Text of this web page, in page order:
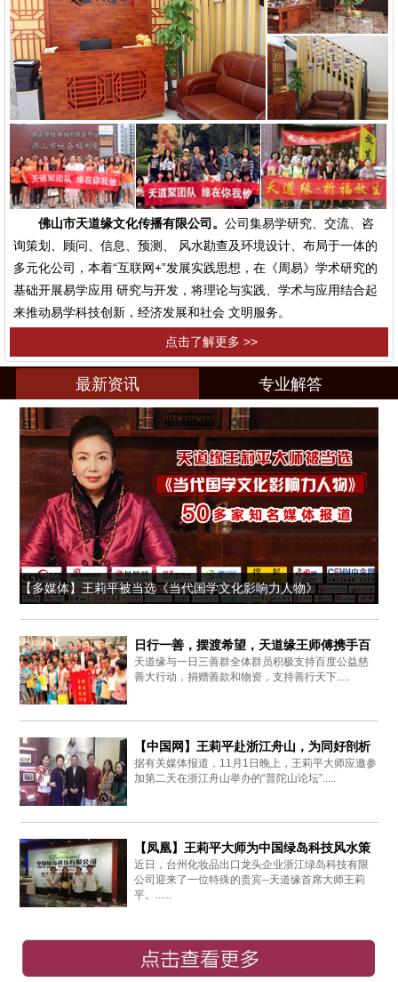
佛山市天道缘文化传播有限公司。 公司集易学研究、交流、咨
询策划、顾问、信息、预测、 风水勘查及环境设计、布局于一体的
多元化公司，本着“互联网+”发展实践思想，在《周易》学术研究的
基础开展易学应用 研究与开发，将理论与实践、学术与应用结合起
来推动易学科技创新，经济发展和社会 文明服务。
点击了解更多 >>
最新资讯 专业解答
【多媒体】王莉平被当选《当代国学文化影响力人物》
日行一善，摆渡希望，天道缘王师傅携手百
度爱心同行
天道缘与一日三善群全体群员积极支持百度公益慈
善大行动，捐赠善款和物资，支持善行天下.....
【中国网】王莉平赴浙江舟山，为同好剖析
周易思想
据有关媒体报道，11月1日晚上，王莉平大师应邀参
加第二天在浙江舟山举办的“普陀山论坛”.....
【凤凰】王莉平大师为中国绿岛科技风水策
划布局
近日，台州化妆品出口龙头企业浙江绿岛科技有限
公司迎来了一位特殊的贵宾--天道缘首席大师王莉
平。......